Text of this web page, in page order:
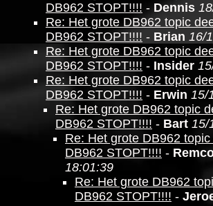
DB962 STOPT!!!! - Dennis
Re: Het grote DB962 topic
DB962 STOPT!!!! - Brian 16/
Re: Het grote DB962 topic
DB962 STOPT!!!! - Insider
Re: Het grote DB962 topic
DB962 STOPT!!!! - Erwin 15/
Re: Het grote DB962 topic
DB962 STOPT!!!! - Bart 15/
Re: Het grote DB962
DB962 STOPT!!!! -
18:01:39
Re: Het grote DB962
DB962 STOPT!!!! -